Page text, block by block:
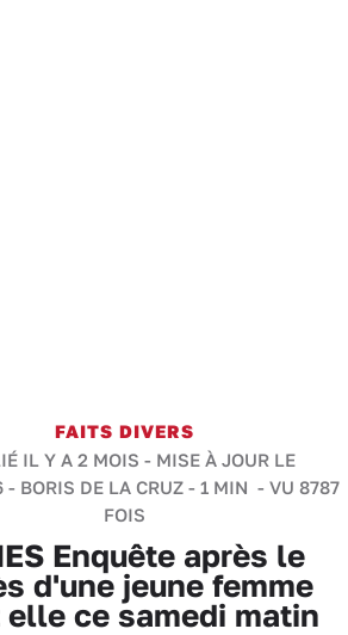
FAITS DIVERS
IL Y A 2 MOIS - MISE À JOUR LE
- BORIS DE LA CRUZ - 1 MIN - VU 8787
FOIS
Enquête après le
d'une jeune femme
elle ce samedi matin